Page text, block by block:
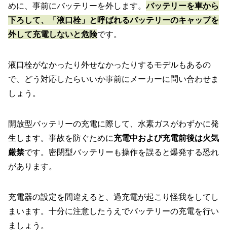
めに、事前にバッテリーを外します。バッテリーを車から
下ろして、「液口栓」と呼ばれるバッテリーのキャップを
外して充電しないと危険です。
液口栓がなかったり外せなかったりするモデルもあるの
で、どう対応したらいいか事前にメーカーに問い合わせま
しょう。
開放型バッテリーの充電に際して、水素ガスがわずかに発
生します。事故を防ぐために充電中および充電前後は火気
厳禁です。密閉型バッテリーも操作を誤ると爆発する恐れ
があります。
充電器の設定を間違えると、過充電が起こり怪我をしてし
まいます。十分に注意したうえでバッテリーの充電を行い
ましょう。